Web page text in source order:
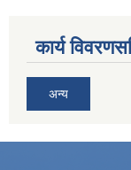
कार्य
अन्य